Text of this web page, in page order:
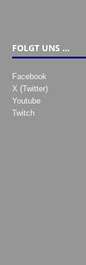
FOLGT UNS …
Facebook
X (Twitter)
Youtube
Twitch